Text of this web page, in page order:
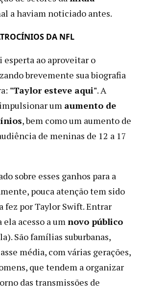
a haviam noticiado antes.
DA NFL
esperta ao aproveitar o
brevemente sua biografia
"Taylor esteve aqui". A
um aumento de
, bem como um aumento de
de meninas de 12 a 17
sobre esses ganhos para a
pouca atenção tem sido
fez por Taylor Swift. Entrar
ela acesso a umnovo público
São famílias suburbanas,
média, com várias gerações,
que tendem a organizar
das transmissões de